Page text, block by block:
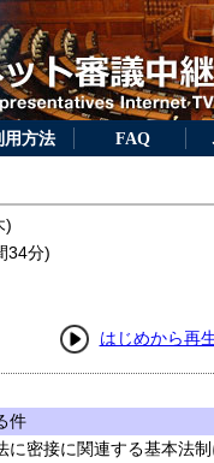
用方法 FAQ
)
34分)
はじめから再
件
に密接に関連する基本法